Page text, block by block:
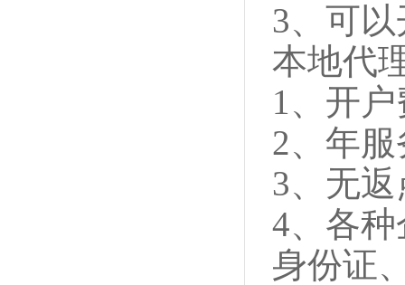
3、可
本地代
1、开户
2、年服
3、无返
4、各
身份证